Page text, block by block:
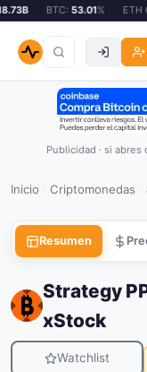
BTC:53.01% ETH
Publicidad · si
Inicio Criptomonedas
Resumen
Strategy
xStock
Watchlist